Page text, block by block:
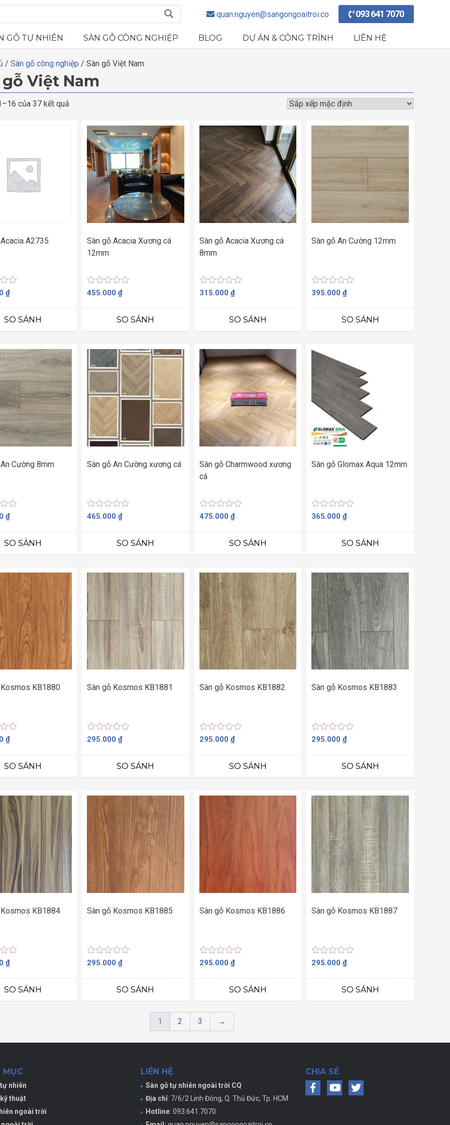
quan.nguyen@sangongoaitroi.co 093 641 7070
GỖ TỰ NHIÊN SÀN GỖ CÔNG NGHIỆP BLOG DỰ ÁN & CÔNG TRÌNH LIÊN HỆ
/ Sàn gỗ công nghiệp / Sàn gỗ Việt Nam
gỗ Việt Nam
của 37 kết quả
A2735
₫
SO SÁNH
Sàn gỗ Acacia Xương cá
12mm
Được
hạng
sao
455.000 ₫
SO SÁNH
Sàn gỗ Acacia Xương cá
8mm
Được
hạng
sao
315.000 ₫
SO SÁNH
Sàn gỗ An Cường 12mm
Được
hạng
sao
395.000₫
SO SÁNH
Cường 8mm
₫
SO SÁNH
Sàn gỗ An Cường xương cá
Được
hạng
sao
465.000 ₫
SO SÁNH
Sàn gỗ Charmwood xương
cá
Được
hạng
sao
475.000 ₫
SO SÁNH
Sàn gỗ Glomax Aqua 12mm
Được
hạng
sao
365.000₫
SO SÁNH
KB1880
₫
SO SÁNH
Sàn gỗ Kosmos KB1881
Được
hạng
sao
295.000 ₫
SO SÁNH
Sàn gỗ Kosmos KB1882
Được
hạng
sao
295.000 ₫
SO SÁNH
Sàn gỗ Kosmos KB1883
Được
hạng
sao
295.000₫
SO SÁNH
KB1884
₫
SO SÁNH
Sàn gỗ Kosmos KB1885
Được
hạng
sao
295.000 ₫
SO SÁNH
Sàn gỗ Kosmos KB1886
Được
hạng
sao
295.000 ₫
SO SÁNH
Sàn gỗ Kosmos KB1887
Được
hạng
sao
295.000₫
SO SÁNH
1 2 3 →
MỤC
nhiên
thuật
ngoài trời
LIÊN HỆ
Sàn gỗ tự nhiên ngoài trời CQ
Địa chỉ: 7/6/2 Linh Đông, Q. Thủ Đức, Tp. HCM
Hotline: 093.641.7070
CHIA SẺ